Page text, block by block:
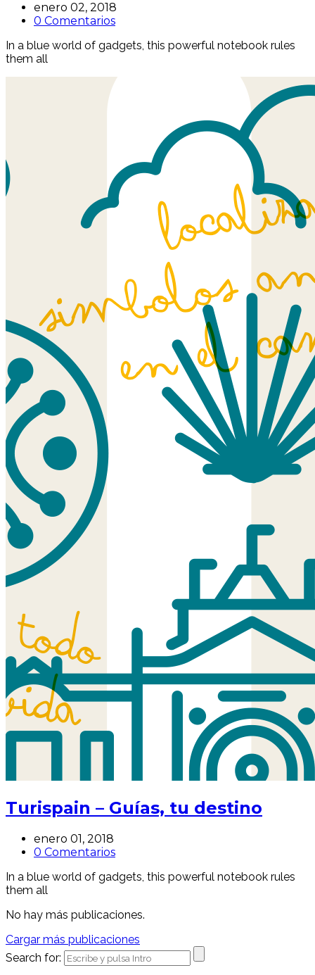
enero 02, 2018
0 Comentarios
In a blue world of gadgets, this powerful notebook rules
them all
Turispain – Guías, tu destino
enero 01, 2018
0 Comentarios
In a blue world of gadgets, this powerful notebook rules
them all
No hay más publicaciones.
Cargar más publicaciones
Search for: